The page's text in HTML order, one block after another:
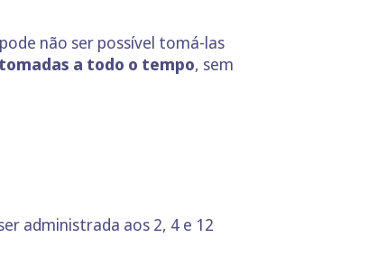
não ser possível tomá-las
a todo o tempo, sem
administrada aos 2, 4 e 12